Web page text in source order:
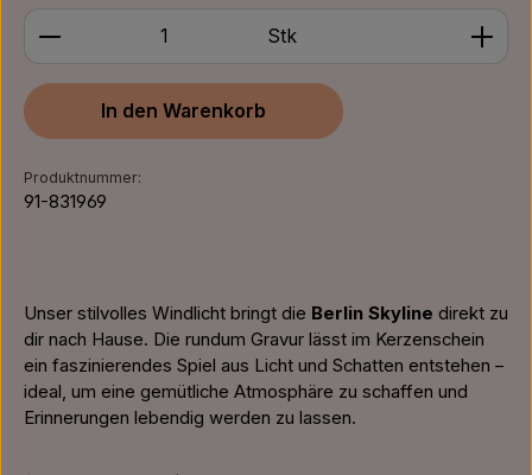
Produkt Anzahl: Gib den gewünschten Wert ein
Stk
In den Warenkorb
Produktnummer:
91-831969
Unser stilvolles Windlicht bringt die Berlin Skyline direkt zu
dir nach Hause. Die rundum Gravur lässt im Kerzenschein
ein faszinierendes Spiel aus Licht und Schatten entstehen –
ideal, um eine gemütliche Atmosphäre zu schaffen und
Erinnerungen lebendig werden zu lassen.